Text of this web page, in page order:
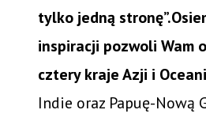
tylko jedną stronę”.
inspiracji pozwoli Wam
cztery kraje Azji i
Indie oraz Papuę-Nową